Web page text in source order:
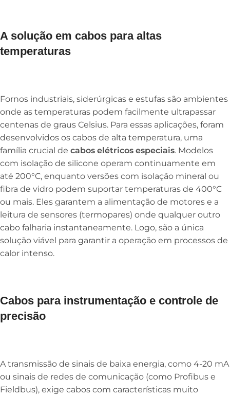
A solução em cabos para altas
temperaturas
Fornos industriais, siderúrgicas e estufas são ambientes
onde as temperaturas podem facilmente ultrapassar
centenas de graus Celsius. Para essas aplicações, foram
desenvolvidos os cabos de alta temperatura, uma
família crucial de cabos elétricos especiais. Modelos
com isolação de silicone operam continuamente em
até 200°C, enquanto versões com isolação mineral ou
fibra de vidro podem suportar temperaturas de 400°C
ou mais. Eles garantem a alimentação de motores e a
leitura de sensores (termopares) onde qualquer outro
cabo falharia instantaneamente. Logo, são a única
solução viável para garantir a operação em processos de
calor intenso.
Cabos para instrumentação e controle de
precisão
A transmissão de sinais de baixa energia, como 4-20 mA
ou sinais de redes de comunicação (como Profibus e
Fieldbus), exige cabos com características muito